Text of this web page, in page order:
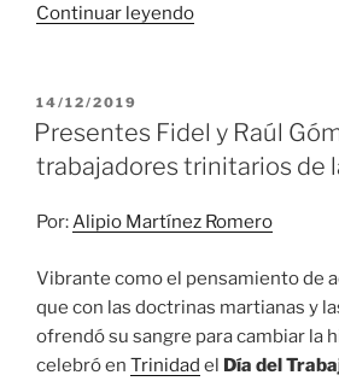
Continuar leyendo«Trinidad
su
aniversario
canciones
remembranzas»
PUBLICADO
EL
14/12/2019
Presentes Fidel y Raúl
trabajadores trinitarios de
Por:Alipio Martínez Romero
Vibrante como el pensamiento de
que con las doctrinas martianas y
ofrendó su sangre para cambiar la
celebró en Trinidad el Día del